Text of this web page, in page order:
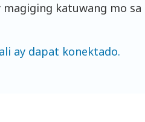
katuwang mo sa
ay dapat konektado.